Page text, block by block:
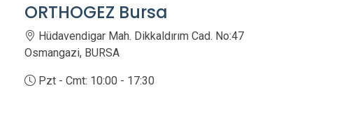
ORTHOGEZ Bursa
Hüdavendigar Mah. Dikkaldırım Cad. No:47
Osmangazi, BURSA
Pzt - Cmt: 10:00 - 17:30